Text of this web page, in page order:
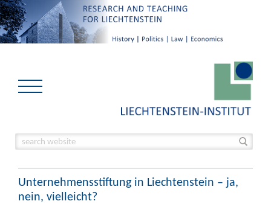
Unternehmensstiftung in Liechtenstein – ja,
nein, vielleicht?